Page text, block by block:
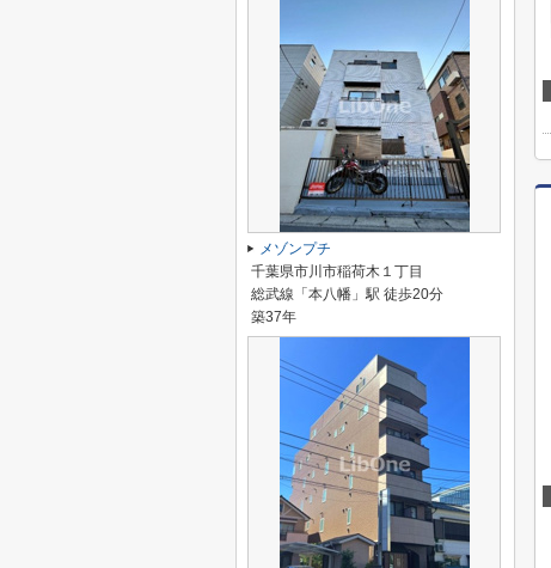
メゾンプチ
千葉県市川市稲荷木１丁目
総武線「本八幡」駅 徒歩20分
築37年